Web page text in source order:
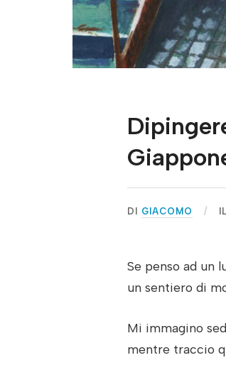
DI GIACOMO IL
Se penso ad un
un sentiero di
Mi immagino
mentre traccio